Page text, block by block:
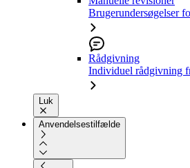
Brugerundersøgelser
Rådgivning
Individuel rådgivning
Luk
Anvendelsestilfælde